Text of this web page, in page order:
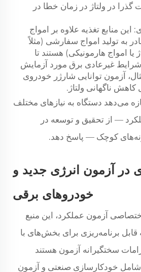
گذرا در ولتاژ در زمان خطا در
این منابع تغذیه علاوه بر امواج
به تولید امواج سفارشی (مثلاً
یا امواج هارمونیکی) هستند تا
غیرعادی برق مورد آزمایش
آزمون توانایی شارژر خودروی
می‌دهد دستگاه به نیازهای مختلف
— از تحقیق و توسعه در
کوچک — پاسخ دهد.
در آزمون انرژی جدید و
خودروهای برقی
آزمون عملکرد، این منبع
قابل برنامه‌ریزی برای بخش‌های با
سختگیرانه آزمون هستند
خودکارسازی صنعتی و آزمون